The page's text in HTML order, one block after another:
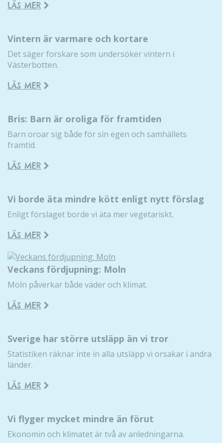
LÄS MER
Vintern är varmare och kortare
Det säger forskare som undersöker vintern i
Västerbotten.
LÄS MER
Bris: Barn är oroliga för framtiden
Barn oroar sig både för sin egen och samhällets
framtid.
LÄS MER
Vi borde äta mindre kött enligt nytt förslag
Enligt förslaget borde vi äta mer vegetariskt.
LÄS MER
Veckans fördjupning: Moln
Moln påverkar både väder och klimat.
LÄS MER
Sverige har större utsläpp än vi tror
Statistiken räknar inte in alla utsläpp vi orsakar i andra
länder.
LÄS MER
Vi flyger mycket mindre än förut
Ekonomin och klimatet är två av anledningarna.